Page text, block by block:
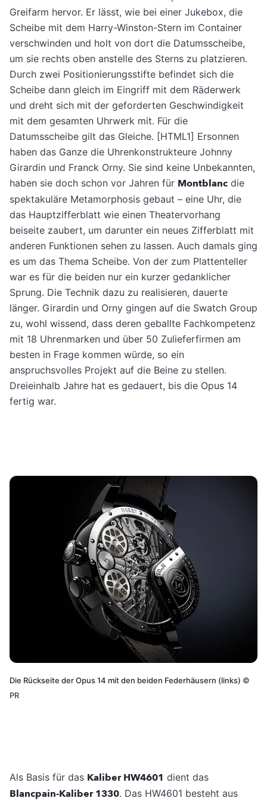
Greifarm hervor. Er lässt, wie bei einer Jukebox, die
Scheibe mit dem Harry-Winston-Stern im Container
verschwinden und holt von dort die Datumsscheibe,
um sie rechts oben anstelle des Sterns zu platzieren.
Durch zwei Positionierungsstifte befindet sich die
Scheibe dann gleich im Eingriff mit dem Räderwerk
und dreht sich mit der geforderten Geschwindigkeit
mit dem gesamten Uhrwerk mit. Für die
Datumsscheibe gilt das Gleiche. [HTML1] Ersonnen
haben das Ganze die Uhrenkonstrukteure Johnny
Girardin und Franck Orny. Sie sind keine Unbekannten,
haben sie doch schon vor Jahren für Montblanc die
spektakuläre Metamorphosis gebaut – eine Uhr, die
das Hauptzifferblatt wie einen Theatervorhang
beiseite zaubert, um darunter ein neues Zifferblatt mit
anderen Funktionen sehen zu lassen. Auch damals ging
es um das Thema Scheibe. Von der zum Plattenteller
war es für die beiden nur ein kurzer gedanklicher
Sprung. Die Technik dazu zu realisieren, dauerte
länger. Girardin und Orny gingen auf die Swatch Group
zu, wohl wissend, dass deren geballte Fachkompetenz
mit 18 Uhrenmarken und über 50 Zulieferfirmen am
besten in Frage kommen würde, so ein
anspruchsvolles Projekt auf die Beine zu stellen.
Dreieinhalb Jahre hat es gedauert, bis die Opus 14
fertig war.
Die Rückseite der Opus 14 mit den beiden Federhäusern (links) ©
PR
Als Basis für das Kaliber HW4601 dient das
Blancpain-Kaliber 1330. Das HW4601 besteht aus